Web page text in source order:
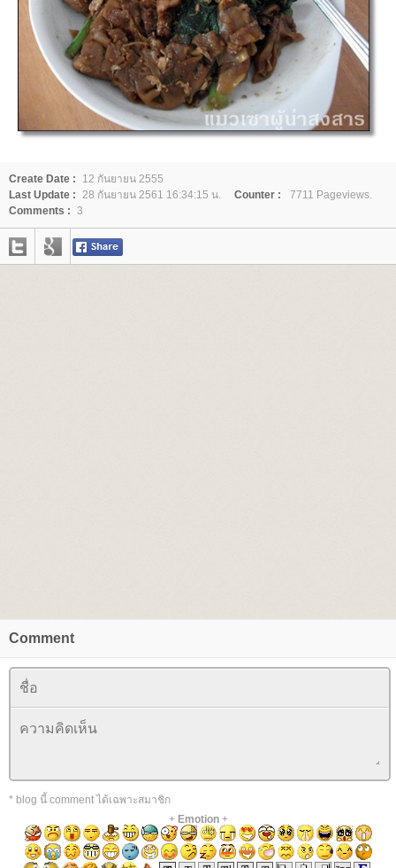
Create Date :
12 กันยายน 2555
Last Update :
28 กันยายน 2561 16:34:15 น. Counter :
7711 Pageviews.
Comments : 3
Comment
* blog นี้ comment ได้เฉพาะสมาชิก
+ Emotion+